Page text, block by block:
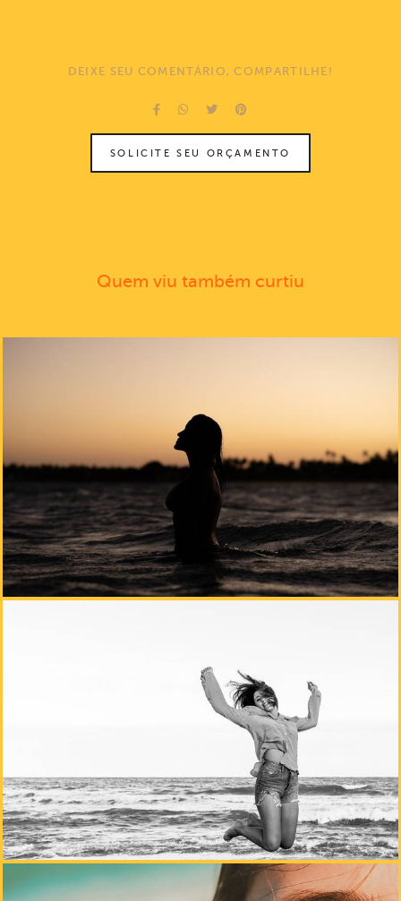
DEIXE SEU COMENTÁRIO, COMPARTILHE!
SOLICITE SEU ORÇAMENTO
Quem viu também curtiu